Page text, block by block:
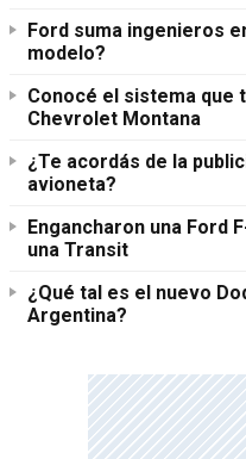
Ford suma ingenieros
modelo?
Conocé el sistema que
Chevrolet Montana
¿Te acordás de la
avioneta?
Engancharon una Ford
una Transit
¿Qué tal es el nuevo
Argentina?